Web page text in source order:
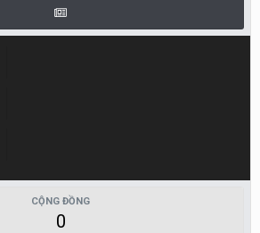
CỘNG ĐỒNG
0